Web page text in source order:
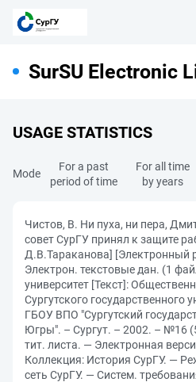
SurSU Electronic
USAGE STATISTICS
Mode
For a past
period of time
For all time
by years
Чистов, В. Ни пуха, ни пера,
совет СурГУ принял к защите
Д.В.Тараканова] [Электронный
Электрон. текстовые дан. (1
университет [Текст]:
Сургутского государственного
ГБОУ ВПО "Сургутский
Югры". – Сургут. – 2002. – №16
тит. листа. — Электронная
Коллекция: История СурГУ. —
сеть СурГУ. — Систем.